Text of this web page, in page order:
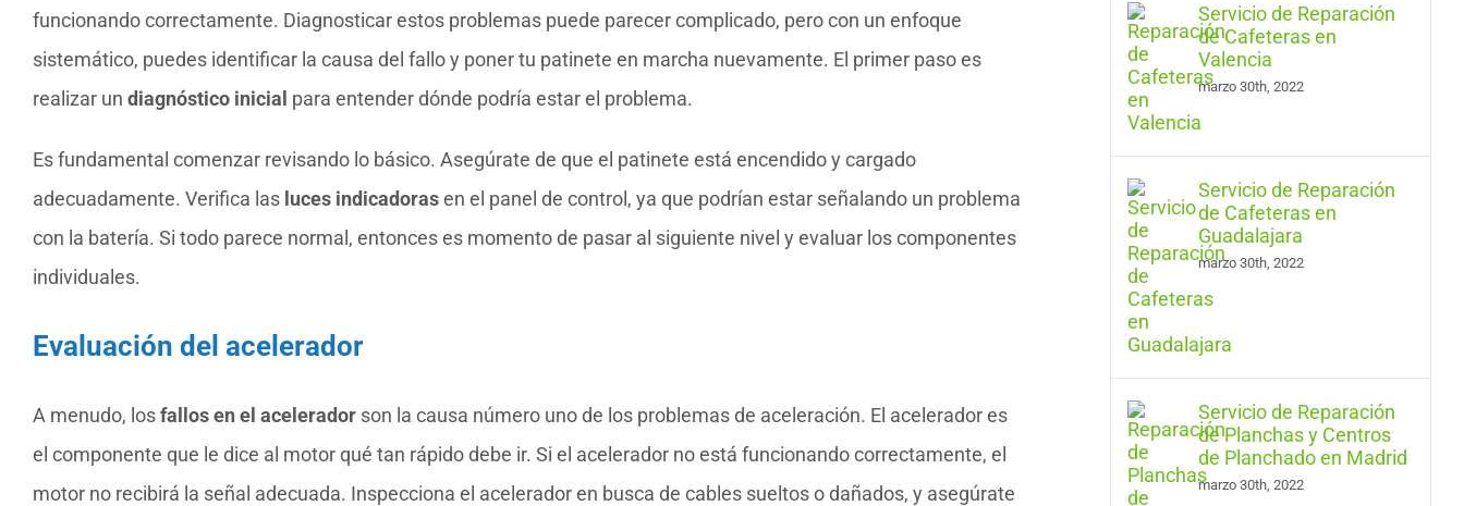
funcionando correctamente. Diagnosticar estos problemas puede parecer complicado, pero con un enfoque
sistemático, puedes identificar la causa del fallo y poner tu patinete en marcha nuevamente. El primer paso es
realizar un diagnóstico inicial para entender dónde podría estar el problema.
Es fundamental comenzar revisando lo básico. Asegúrate de que el patinete está encendido y cargado
adecuadamente. Verifica las luces indicadorasen el panel de control, ya que podrían estar señalando un problema
con la batería. Si todo parece normal, entonces es momento de pasar al siguiente nivel y evaluar los componentes
individuales.
Evaluación del acelerador
A menudo, losfallos en el acelerador son la causa número uno de los problemas de aceleración. El acelerador es
el componente que le dice al motor qué tan rápido debe ir. Si el acelerador no está funcionando correctamente, el
motor no recibirá la señal adecuada. Inspecciona el acelerador en busca de cables sueltos o dañados, y asegúrate
Servicio de Reparación
de Cafeteras en
Valencia
marzo 30th, 2022
Servicio de Reparación
de Cafeteras en
Guadalajara
marzo 30th, 2022
Servicio de Reparación
de Planchas y Centros
de Planchado en Madrid
marzo 30th, 2022